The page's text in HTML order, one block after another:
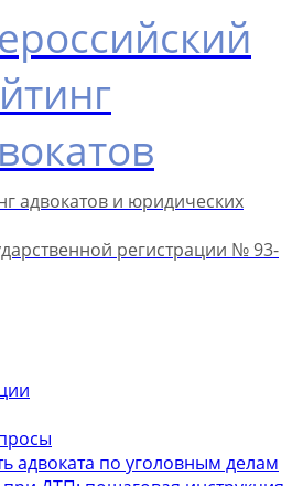
адвокатов и юридических
регистрации № 93-
адвоката по уголовным делам